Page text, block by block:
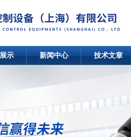
示 新闻中心 技术文章